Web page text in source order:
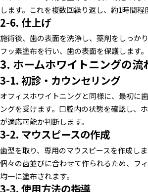
します。これを複数回繰り返し、約1時間程
2-6. 仕上げ
施術後、歯の表面を洗浄し、薬剤をしっか
フッ素塗布を行い、歯の表面を保護します。
3. ホームホワイトニングの流
3-1. 初診・カウンセリング
オフィスホワイトニングと同様に、最初に
ングを受けます。口腔内の状態を確認し、
が適応可能か判断します。
3-2. マウスピースの作成
歯型を取り、専用のマウスピースを作成し
個々の歯並びに合わせて作られるため、フ
均一に塗布されます。
3-3. 使用方法の指導